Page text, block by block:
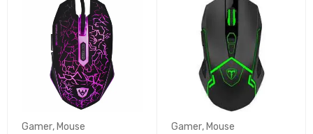
Gamer, Mouse
Gamer, Mouse